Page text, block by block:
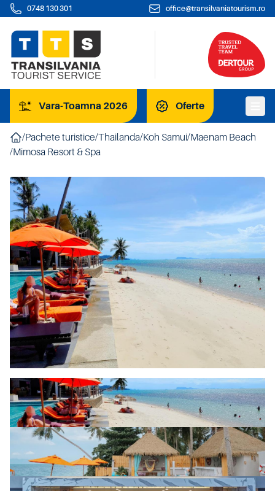
0748 130 301 office@transilvaniatourism.ro
Vara-Toamna 2026 Oferte
/Pachete turistice/Thailanda/Koh Samui/Maenam Beach
/Mimosa Resort & Spa